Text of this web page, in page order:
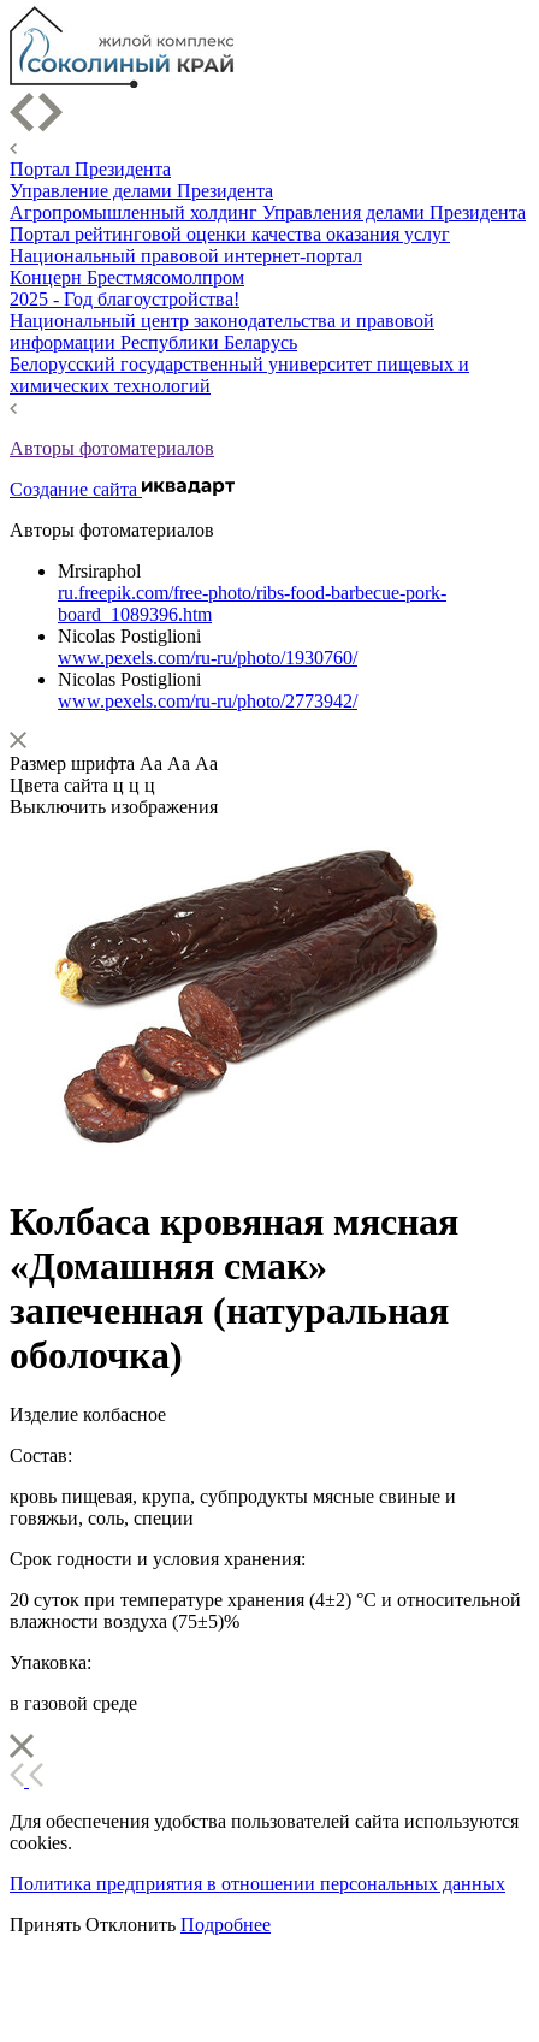
Портал Президента
Управление делами Президента
Агропромышленный холдинг Управления делами Президента
Портал рейтинговой оценки качества оказания услуг
Национальный правовой интернет-портал
Концерн Брестмясомолпром
2025 - Год благоустройства!
Национальный центр законодательства и правовой
информации Республики Беларусь
Белорусский государственный университет пищевых и
химических технологий
Авторы фотоматериалов
Создание сайта
Авторы фотоматериалов
Mrsiraphol
ru.freepik.com/free-photo/ribs-food-barbecue-pork-
board_1089396.htm
Nicolas Postiglioni
www.pexels.com/ru-ru/photo/1930760/
Nicolas Postiglioni
www.pexels.com/ru-ru/photo/2773942/
Размер шрифта Аа Аа Аа
Цвета сайта ц ц ц
Выключить изображения
Колбаса кровяная мясная
«Домашняя смак»
запеченная (натуральная
оболочка)
Изделие колбасное
Состав:
кровь пищевая, крупа, субпродукты мясные свиные и
говяжьи, соль, специи
Срок годности и условия хранения:
20 суток при температуре хранения (4±2) °С и относительной
влажности воздуха (75±5)%
Упаковка:
в газовой среде
Для обеспечения удобства пользователей сайта используются
cookies.
Политика предприятия в отношении персональных данных
Принять Отклонить Подробнее